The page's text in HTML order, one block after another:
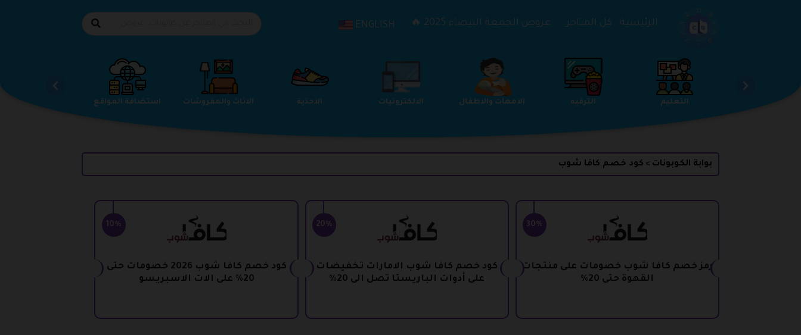
الرئيسية كل المتاجر عروض الجمعة البيضاء 2025 🔥 ENGLISH
استضافة المواقع الاثاث والمفروشات الاحذية الالكترونيات الامهات والاطفال الترفيه التعليم الجمال والعناية الخدمات
بوابة الكوبونات > كود خصم كافا شوب
30%
رمز خصم كافا شوب خصومات على منتجات
القهوة حتى 20%
20%
كود خصم كافا شوب الامارات تخفيضات
على أدوات الباريستا تصل الى 20%
10%
كود خصم كافا شوب 2026 خصومات حتى
20% على الات الاسبريسو